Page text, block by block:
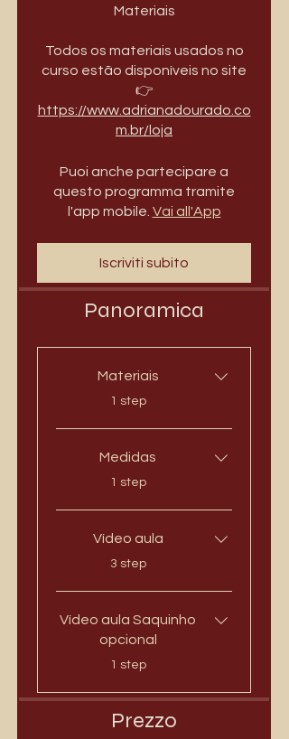
Materiais
Todos os materiais usados no
curso estão disponíveis no site
👉
https://www.adrianadourado.co
m.br/loja
Puoi anche partecipare a
questo programma tramite
l'app mobile. Vai all'App
Iscriviti subito
Panoramica
Materiais
.
1 step
Medidas
.
1 step
Vídeo aula
.
3 step
Vídeo aula Saquinho
opcional
.
1 step
Prezzo